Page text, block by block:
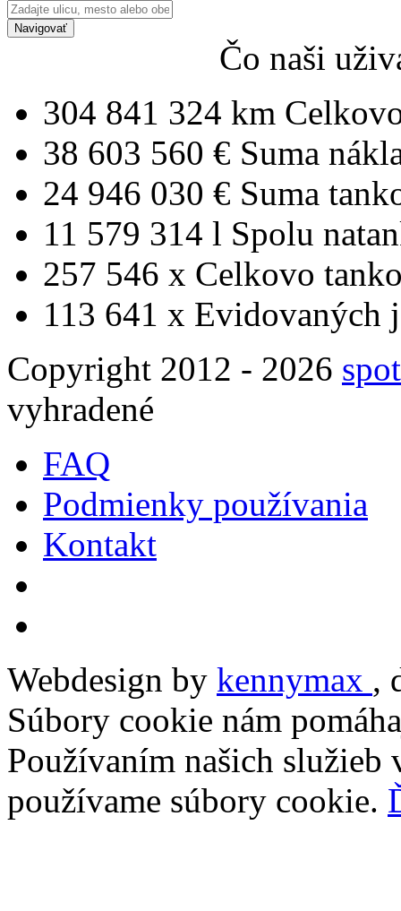
Navigovať
Čo naši
304 841 324 km
38 603 560 € Suma
24 946 030 € Suma
11 579 314 l Spolu
257 546 x Celkovo
113 641 x Evidovaných
Copyright 2012 - 2026
vyhradené
FAQ
Podmienky používania
Kontakt
Webdesign by kennymax ,
Súbory cookie nám
Používaním našich služieb
používame súbory cookie.